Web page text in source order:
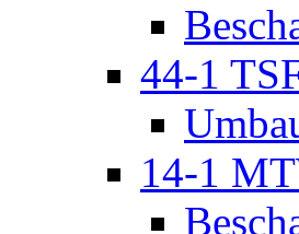
44-1
14-1